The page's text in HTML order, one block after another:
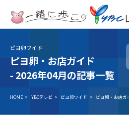
テレビ
TV
ニュース
ピヨ卵ワイド
ピヨ卵・お店ガイド
- 2026年04月の記事一覧
HOME > YBCテレビ > ピヨ卵ワイド > ピヨ卵・お店ガ